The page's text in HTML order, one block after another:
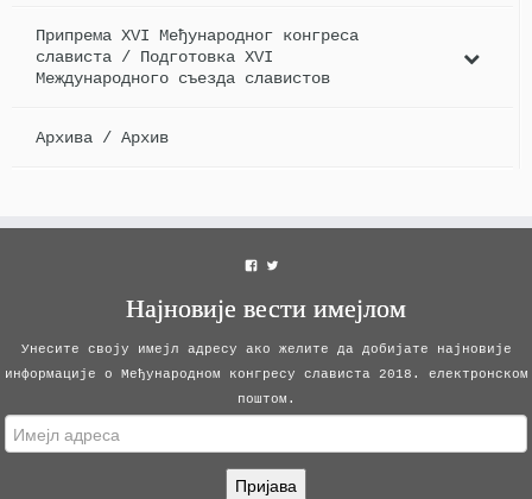
Припрема XVI Међународног конгреса
слависта / Подготовка XVI
Международного съезда славистов
Архива / Архив
View
profileprofile
Најновије вести имејлом
Унесите своју имејл адресу ако желите да добијате најновије
информације о Међународном конгресу слависта 2018. електронском
поштом.
Имејл
адреса
Пријава